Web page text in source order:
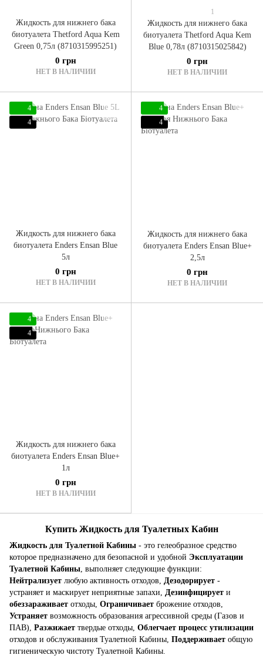
Жидкость для нижнего бака
биотуалета Thetford Aqua Kem
Green 0,75л (8710315995251)
0 грн
НЕТ В НАЛИЧИИ
1
Жидкость для нижнего бака
биотуалета Thetford Aqua Kem
Blue 0,78л (8710315025842)
0 грн
НЕТ В НАЛИЧИИ
4
4
Жидкость для нижнего бака
биотуалета Enders Ensan Blue
5л
0 грн
НЕТ В НАЛИЧИИ
4
4
Жидкость для нижнего бака
биотуалета Enders Ensan Blue+
2,5л
0 грн
НЕТ В НАЛИЧИИ
4
4
Жидкость для нижнего бака
биотуалета Enders Ensan Blue+
1л
0 грн
НЕТ В НАЛИЧИИ
Купить Жидкость для Туалетных Кабин
Жидкость для Туалетной Кабины - это гелеобразное средство
которое предназначено для безопасной и удобной Эксплуатации
Туалетной Кабины, выполняет следующие функции:
Нейтрализует любую активность отходов, Дезодорирует -
устраняет и маскирует неприятные запахи, Дезинфицирует и
обеззараживает отходы, Ограничивает брожение отходов,
Устраняет возможность образования агрессивной среды (Газов и
ПАВ), Разжижает твердые отходы, Облегчает процесс утилизации
отходов и обслуживания Туалетной Кабины, Поддерживает общую
гигиеническую чистоту Туалетной Кабины.